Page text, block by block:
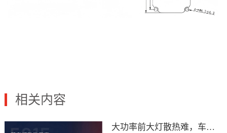
相关内容
大功率前大灯散热难，车规级风扇为其装上“速冷空调”